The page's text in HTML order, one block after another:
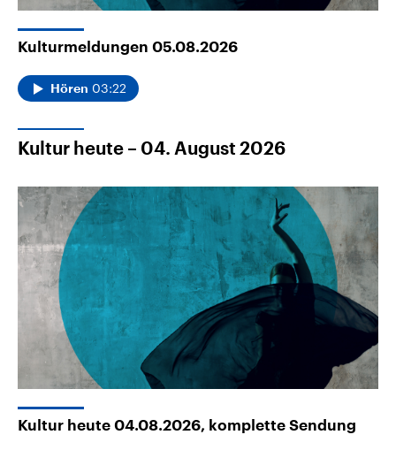
Kulturmeldungen 05.08.2026
Hören 03:22
Kultur heute – 04. August 2026
Kultur heute 04.08.2026, komplette Sendung